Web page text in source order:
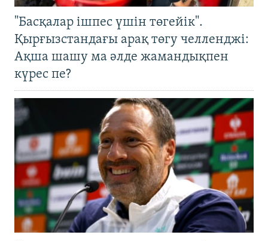
"Басқалар ішпес үшін төгейік".
Қырғызстандағы арақ төгу челленджі:
Ақша шашу ма әлде жамандықпен
күрес пе?